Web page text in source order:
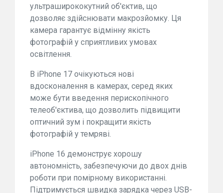
ультраширококутний об'єктив, що
дозволяє здійснювати макрозйомку. Ця
камера гарантує відмінну якість
фотографій у сприятливих умовах
освітлення.
В iPhone 17 очікуються нові
вдосконалення в камерах, серед яких
може бути введення перископічного
телеоб'єктива, що дозволить підвищити
оптичний зум і покращити якість
фотографій у темряві.
iPhone 16 демонструє хорошу
автономність, забезпечуючи до двох днів
роботи при помірному використанні.
Підтримується швидка зарядка через USB-